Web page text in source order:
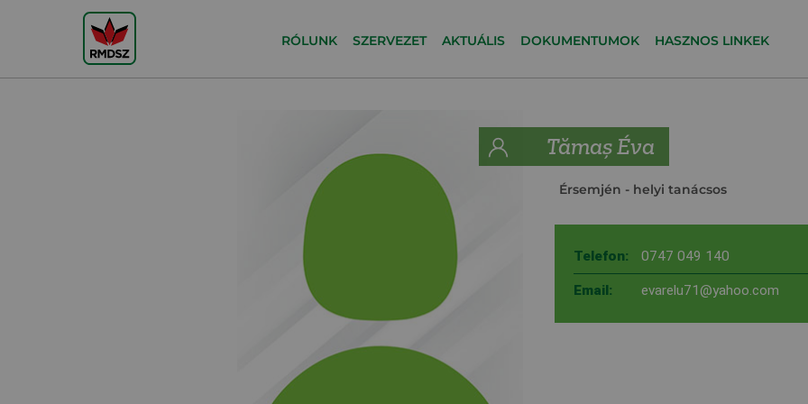
RÓLUNK SZERVEZET AKTUÁLIS DOKUMENTUMOK HASZNOS LINKEK
Tămaș Éva
Érsemjén - helyi tanácsos
Telefon: 0747 049 140
Email: evarelu71@yahoo.com